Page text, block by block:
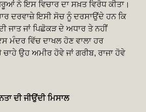
ਨੇ ਇਸ ਵਿਚਾਰ ਦਾ ਸਖ਼ਤ ਵਿਰੋਧ ਕੀਤਾ।
ਦਰਵਾਜ਼ੇ ਇਸੀ ਸੋਚ ਨੂੰ ਦਰਸਾਉਂਦੇ ਹਨ ਕਿ
ਜਾਤ ਜਾਂ ਪਿਛੋਕੜ ਦੇ ਅਧਾਰ ਤੇ ਨਹੀਂ
ਮੰਦਰ ਵਿੱਚ ਦਾਖਲ ਹੋਣ ਵਾਲਾ ਹਰ
ਉਹ ਅਮੀਰ ਹੋਵੇ ਜਾਂ ਗਰੀਬ, ਰਾਜਾ ਹੋਵੇ
ਦੀ ਜੀਉਂਦੀ ਮਿਸਾਲ